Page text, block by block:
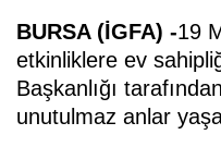
BURSA (İGFA) -19
etkinliklere ev
Başkanlığı
unutulmaz anlar